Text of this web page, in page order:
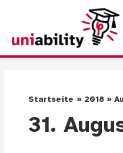
springen
Startseite 2018
31.